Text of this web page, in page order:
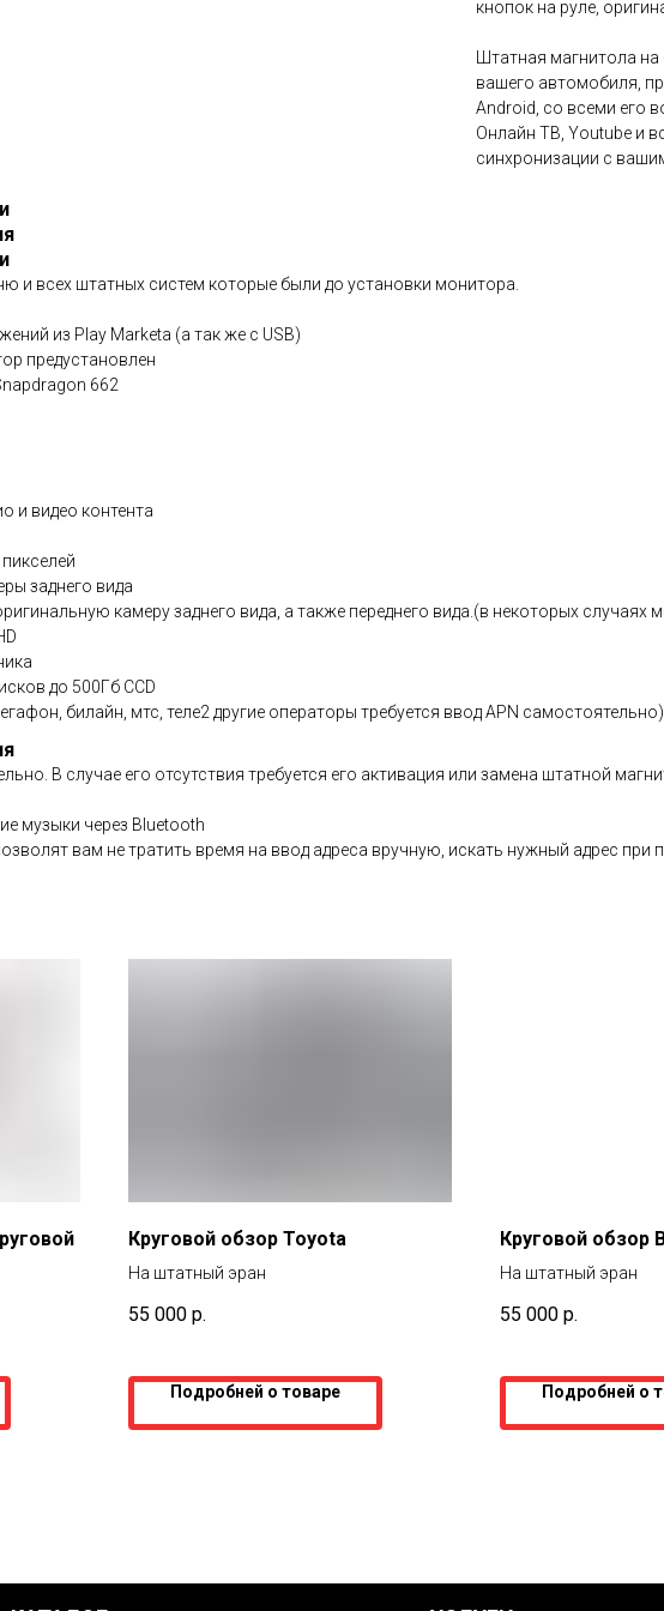
кнопок на руле,
Штатная магнитола
вашего автомобиля,
Android, со всеми его
Онлайн ТВ, Youtube и
синхронизации с
и всех штатных систем которые были до установки монитора.
из Play Marketa (а так же с USB)
предустановлен
662
и видео контента
заднего вида
камеру заднего вида, а также переднего вида.(в некоторых
до 500Гб ССD
билайн, мтс, теле2 другие операторы требуется ввод APN самостоятельно)
В случае его отсутствия требуется его активация или замена штатной
музыки через Bluetooth
вам не тратить время на ввод адреса вручную, искать нужный адрес
Круговой обзор Toyota
На штатный эран
55 000 р.
Подробней о товаре
Круговой обзор
На штатный эран
55 000 р.
Подробней о